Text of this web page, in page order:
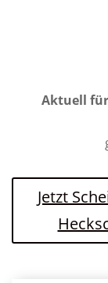
Aktuell für
Jetzt